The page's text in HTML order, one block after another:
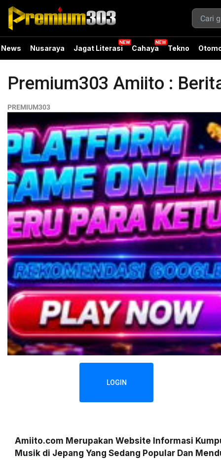
News Nusaraya Jagat Literasi Cahaya Tekno
Premium303 Amiito :
PREMIUM303
LOGIN
Amiito.com Merupakan Website Informasi
Musik di Jepang Yang Sedang Popular Dan